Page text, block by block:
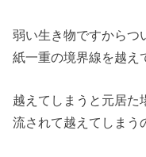
弱い生き物ですからつ
紙一重の境界線を越え
越えてしまうと元居た
流されて越えてしまう